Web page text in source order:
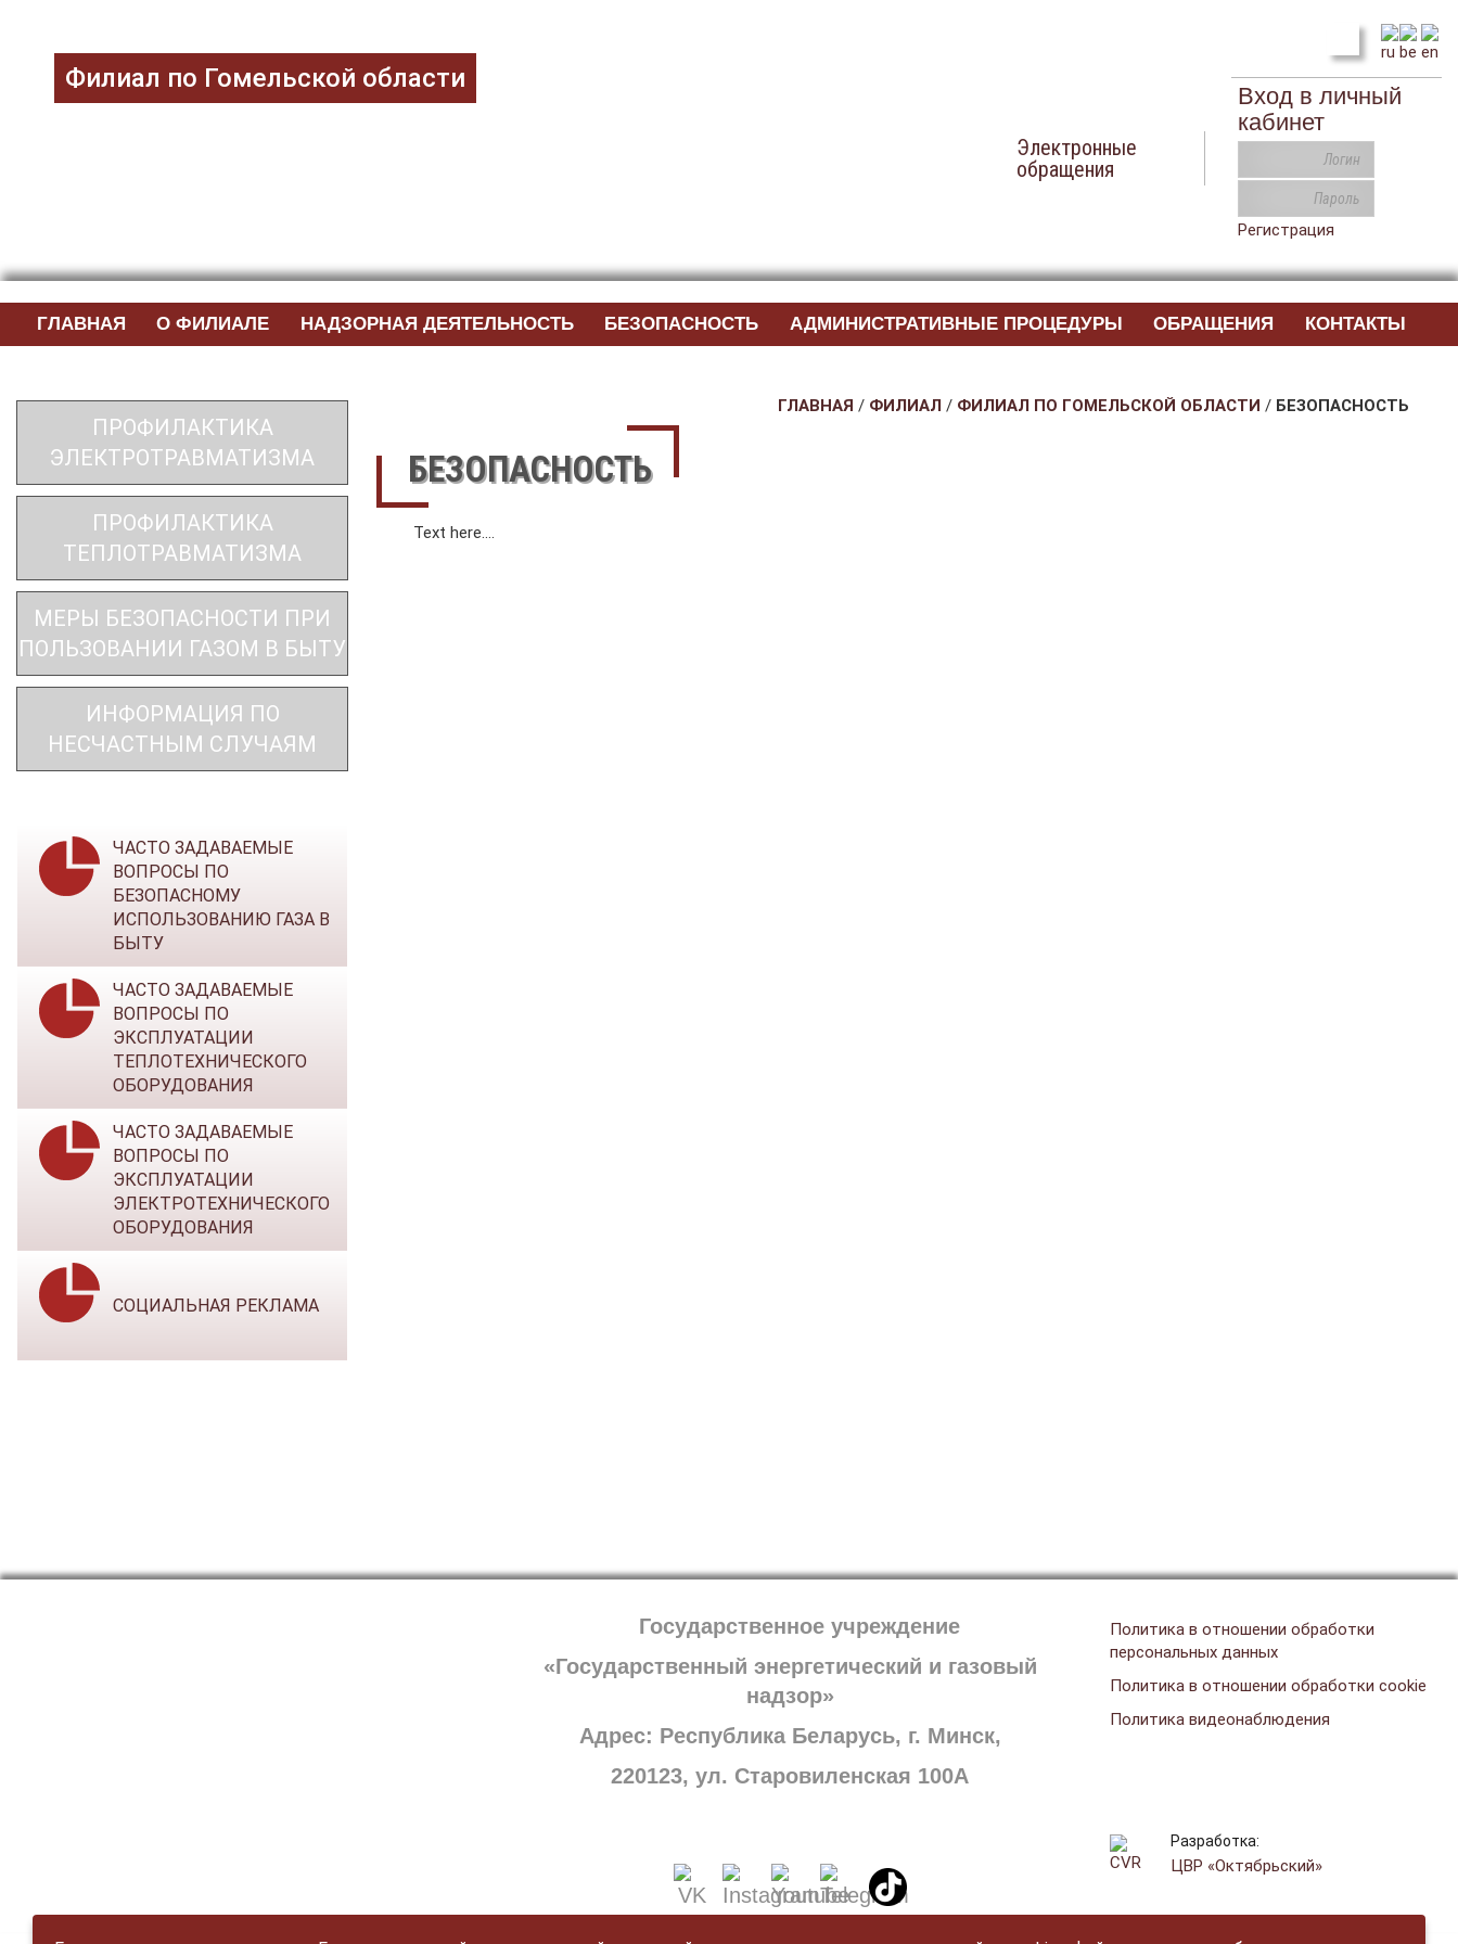
Филиал по Гомельской области
Электронные
обращения
Вход в личный
кабинет
Регистрация
ГЛАВНАЯ О ФИЛИАЛЕ НАДЗОРНАЯ ДЕЯТЕЛЬНОСТЬ БЕЗОПАСНОСТЬ АДМИНИСТРАТИВНЫЕ ПРОЦЕДУРЫ ОБРАЩЕНИЯ КОНТАКТЫ
ПРОФИЛАКТИКА
ЭЛЕКТРОТРАВМАТИЗМА
ПРОФИЛАКТИКА
ТЕПЛОТРАВМАТИЗМА
МЕРЫ БЕЗОПАСНОСТИ ПРИ
ПОЛЬЗОВАНИИ ГАЗОМ В БЫТУ
ИНФОРМАЦИЯ ПО
НЕСЧАСТНЫМ СЛУЧАЯМ
ЧАСТО ЗАДАВАЕМЫЕ
ВОПРОСЫ ПО
БЕЗОПАСНОМУ
ИСПОЛЬЗОВАНИЮ ГАЗА В
БЫТУ
ЧАСТО ЗАДАВАЕМЫЕ
ВОПРОСЫ ПО
ЭКСПЛУАТАЦИИ
ТЕПЛОТЕХНИЧЕСКОГО
ОБОРУДОВАНИЯ
ЧАСТО ЗАДАВАЕМЫЕ
ВОПРОСЫ ПО
ЭКСПЛУАТАЦИИ
ЭЛЕКТРОТЕХНИЧЕСКОГО
ОБОРУДОВАНИЯ
СОЦИАЛЬНАЯ РЕКЛАМА
ГЛАВНАЯ / ФИЛИАЛ / ФИЛИАЛ ПО ГОМЕЛЬСКОЙ ОБЛАСТИ / БЕЗОПАСНОСТЬ
БЕЗОПАСНОСТЬ
Text here....
Государственное учреждение
«Государственный энергетический и газовый
надзор»
Адрес: Республика Беларусь, г. Минск,
220123, ул. Старовиленская 100А
Политика в отношении обработки
персональных данных
Политика в отношении обработки cookie
Политика видеонаблюдения
Разработка:
ЦВР «Октябрьский»